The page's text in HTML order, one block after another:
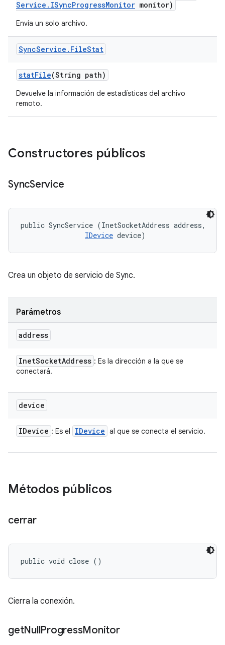
Service . ISyncProgressMonitor monitor)
Envía un solo archivo.
SyncService . FileStat
statFile(String path)
Devuelve la información de estadísticas del archivo
remoto.
Constructores públicos
SyncService
public SyncService (InetSocketAddress address,
IDevice device)
Crea un objeto de servicio de Sync.
Parámetros
address
InetSocketAddress : Es la dirección a la que se
conectará.
device
IDevice : Es el IDevice al que se conecta el servicio.
Métodos públicos
cerrar
public void close ()
Cierra la conexión.
getNullProgressMonitor